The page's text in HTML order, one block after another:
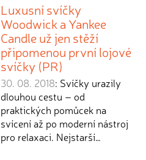
Luxusní svíčky
Woodwick a Yankee
Candle už jen stěží
připomenou první lojové
svíčky (PR)
30. 08. 2018: Svíčky urazily
dlouhou cestu – od
praktických pomůcek na
svícení až po moderní nástroj
pro relaxaci. Nejstarší…